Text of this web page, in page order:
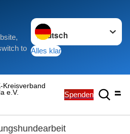
to
Sprache wechseln zu
Alles klar
e.V.
Kreisverband
Spenden